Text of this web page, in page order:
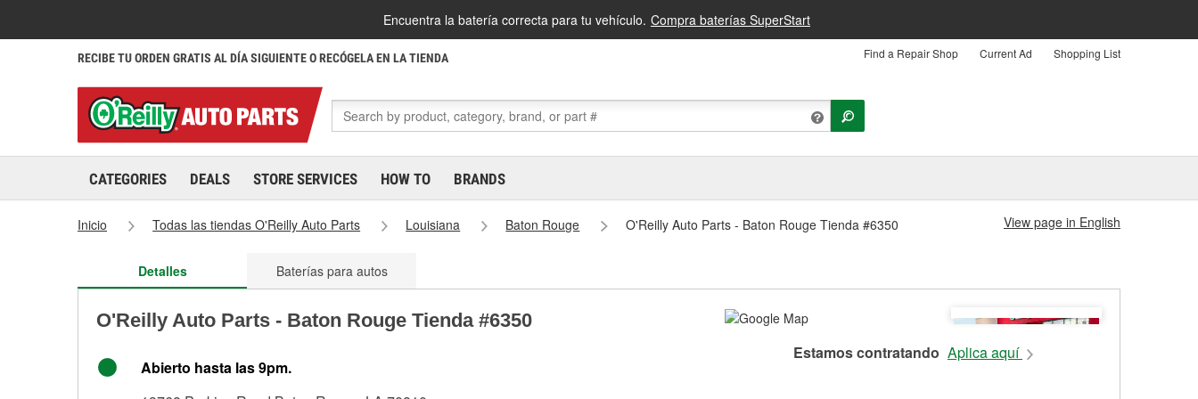
Encuentra la batería correcta para tu vehículo. Compra baterías SuperStart
RECIBE TU ORDEN GRATIS AL DÍA SIGUIENTE O RECÓGELA EN LA TIENDA Find a Repair Shop Current Ad Shopping List
CATEGORIES DEALS STORE SERVICES HOW TO BRANDS
Inicio Todas las tiendas O'Reilly Auto Parts Louisiana Baton Rouge O'Reilly Auto Parts - Baton Rouge Tienda #6350 View page in English
Detalles Baterías para autos
O'Reilly Auto Parts - Baton Rouge Tienda #6350
Abierto hasta las 9pm.
Estamos contratando Aplica aquí